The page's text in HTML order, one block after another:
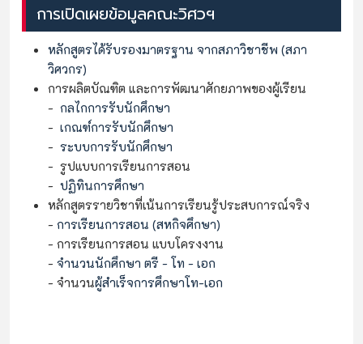
การเปิดเผยข้อมูลคณะวิศวฯ
หลักสูตรได้รับรองมาตรฐาน จากสภาวิชาชีพ (สภา
วิศวกร)
การผลิตบัณฑิต และการพัฒนาศักยภาพของผู้เรียน
- กลไกการรับนักศึกษา
- เกณฑ์การรับนักศึกษา
- ระบบการรับนักศึกษา
- รูปแบบการเรียนการสอน
- ปฏิทินการศึกษา
หลักสูตรรายวิชาที่เน้นการเรียนรู้ประสบการณ์จริง
- การเรียนการสอน (สหกิจศึกษา)
- การเรียนการสอน แบบโครงงาน
- จำนวนนักศึกษา ตรี - โท - เอก
- จำนวนผู้สำเร็จการศึกษาโท-เอก